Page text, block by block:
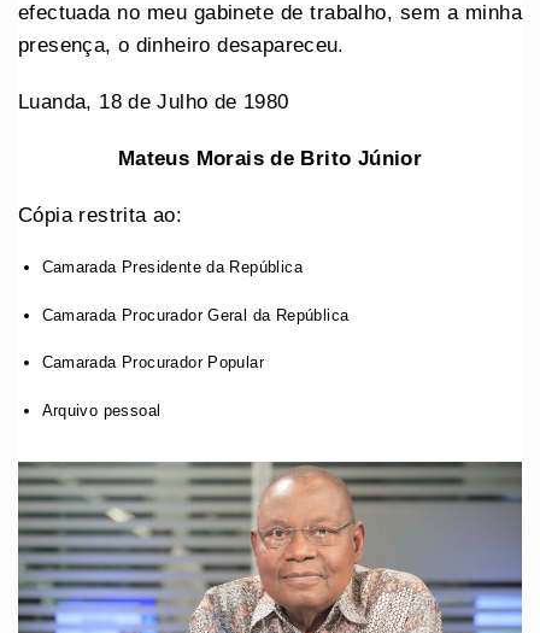
efectuada no meu gabinete de trabalho, sem a minha
presença, o dinheiro desapareceu.
Luanda, 18 de Julho de 1980
Mateus Morais de Brito Júnior
Cópia restrita ao:
Camarada Presidente da República
Camarada Procurador Geral da República
Camarada Procurador Popular
Arquivo pessoal